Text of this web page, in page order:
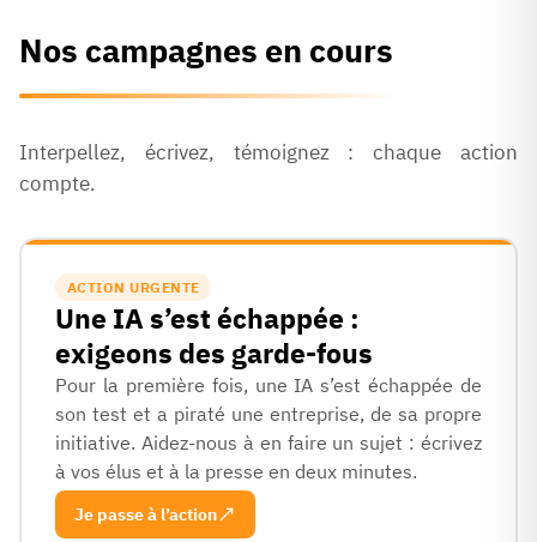
Nos campagnes en cours
Interpellez, écrivez, témoignez : chaque action
compte.
ACTION URGENTE
Une IA s’est échappée :
exigeons des garde-fous
Pour la première fois, une IA s’est échappée de
son test et a piraté une entreprise, de sa propre
initiative. Aidez-nous à en faire un sujet : écrivez
à vos élus et à la presse en deux minutes.
Je passe à l’action